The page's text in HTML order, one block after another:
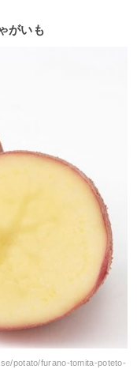
がいも
potato/furano-tomita-poteto-